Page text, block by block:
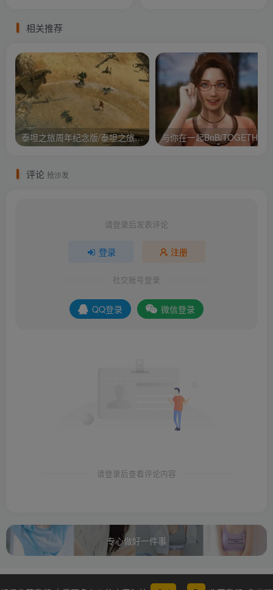
相关推荐
泰坦之旅周年纪念版/泰坦之旅：不朽王座/Titan Quest Anniversary Edition
评论 抢沙发
请登录后发表评论
登录 注册
社交账号登录
QQ登录 微信登录
请登录后查看评论内容
专心做好一件事